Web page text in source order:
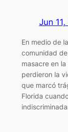
Jun
En medio de
comunidad
masacre en
perdieron la
que marcó
Florida